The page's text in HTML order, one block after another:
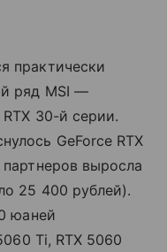
практически
ряд MSI —
30-й серии.
GeForce RTX
выросла
25 400 рублей).
юаней
Ti, RTX 5060